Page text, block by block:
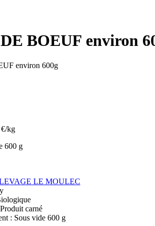
BOEUF environ
kg
600 g
LE MOULEC
carné
: Sous vide 600 g